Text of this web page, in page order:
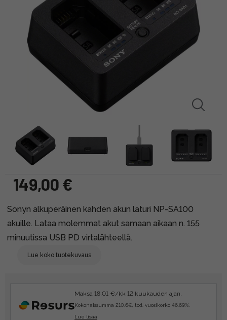
149,00 €
Sonyn alkuperäinen kahden akun laturi NP-SA100
akuille. Lataa molemmat akut samaan aikaan n. 155
minuutissa USB PD virtalähteellä.
Lue koko tuotekuvaus
Maksa 18.01 €/kk 12 kuukauden ajan.
Kokonaissumma 210.6€, tod. vuosikorko 46.69%.
Lue lisää